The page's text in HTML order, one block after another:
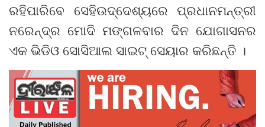
ରହିପାରିବେ ସେହିଉଦ୍ଦେଶ୍ୟରେ ପ୍ରଧାନମନ୍ତ୍ରୀ
ନରେନ୍ଦ୍ର ମୋଦି ମଙ୍ଗଳବାର ଦିନ ଯୋଗାସନର
ଏକ ଭିଡିଓ ସୋସିଆଲ ସାଇଟ୍ ସେୟାର କରିଛନ୍ତି ।